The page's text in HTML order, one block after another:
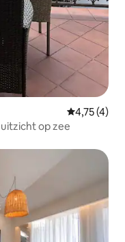
4,75 (4)
op zee